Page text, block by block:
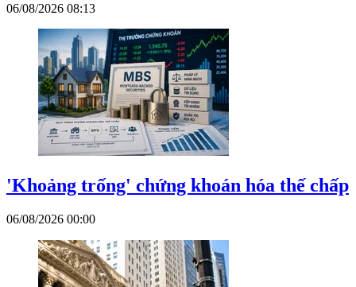
06/08/2026 08:13
'Khoảng trống' chứng khoán hóa thế chấp
06/08/2026 00:00